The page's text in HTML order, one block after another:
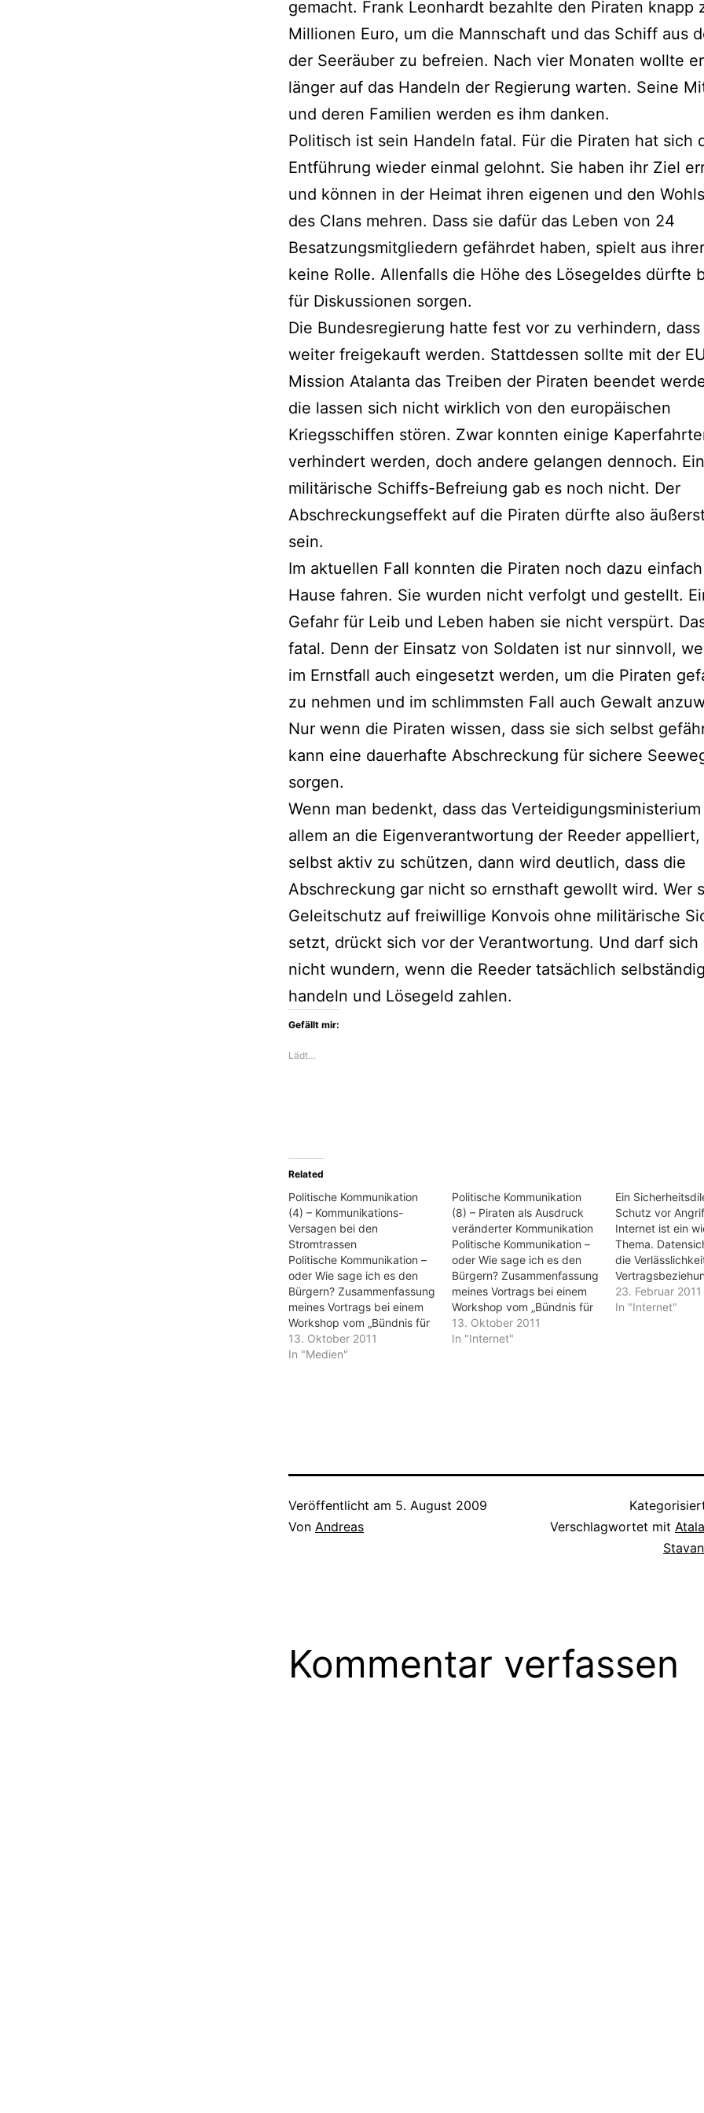
gemacht. Frank Leonhardt bezahlte den Piraten knapp
Millionen Euro, um die Mannschaft und das Schiff aus
der Seeräuber zu befreien. Nach vier Monaten wollte
länger auf das Handeln der Regierung warten. Seine
und deren Familien werden es ihm danken.
Politisch ist sein Handeln fatal. Für die Piraten hat sich
Entführung wieder einmal gelohnt. Sie haben ihr Ziel
und können in der Heimat ihren eigenen und den
des Clans mehren. Dass sie dafür das Leben von 24
Besatzungsmitgliedern gefährdet haben, spielt aus
keine Rolle. Allenfalls die Höhe des Lösegeldes dürfte
für Diskussionen sorgen.
Die Bundesregierung hatte fest vor zu verhindern,
weiter freigekauft werden. Stattdessen sollte mit der
Mission Atalanta das Treiben der Piraten beendet
die lassen sich nicht wirklich von den europäischen
Kriegsschiffen stören. Zwar konnten einige
verhindert werden, doch andere gelangen dennoch.
militärische Schiffs-Befreiung gab es noch nicht. Der
Abschreckungseffekt auf die Piraten dürfte also
sein.
Im aktuellen Fall konnten die Piraten noch dazu
Hause fahren. Sie wurden nicht verfolgt und gestellt.
Gefahr für Leib und Leben haben sie nicht verspürt.
fatal. Denn der Einsatz von Soldaten ist nur sinnvoll,
im Ernstfall auch eingesetzt werden, um die Piraten
zu nehmen und im schlimmsten Fall auch Gewalt
Nur wenn die Piraten wissen, dass sie sich selbst
kann eine dauerhafte Abschreckung für sichere
sorgen.
Wenn man bedenkt, dass das
allem an die Eigenverantwortung der Reeder
selbst aktiv zu schützen, dann wird deutlich, dass die
Abschreckung gar nicht so ernsthaft gewollt wird. Wer
Geleitschutz auf freiwillige Konvois ohne militärische
setzt, drückt sich vor der Verantwortung. Und darf sich
nicht wundern, wenn die Reeder tatsächlich selbständig
handeln und Lösegeld zahlen.
Gefällt mir:
Lädt…
Related
Politische Kommunikation
(4) – Kommunikations-
Versagen bei den
Stromtrassen
Politische Kommunikation –
oder Wie sage ich es den
Bürgern? Zusammenfassung
meines Vortrags bei einem
Workshop vom „Bündnis für
Demokratie und Toleranz“
und „Gegen Vergessen – Für
Kommunikation (3) -…
13. Oktober 2011
In "Medien"
Politische Kommunikation
(8) – Piraten als Ausdruck
veränderter Kommunikation
Politische Kommunikation –
oder Wie sage ich es den
Bürgern? Zusammenfassung
meines Vortrags bei einem
Workshop vom „Bündnis für
Demokratie und Toleranz“
und „Gegen Vergessen – Für
13. Oktober 2011
In "Internet"
Ein
Schutz vor
Internet ist ein
Thema.
die
ebenso
Abwehr von
23. Februar 2011
In "Internet"
Veröffentlicht am 5. August 2009
Von Andreas
Verschlagwortet mit
Kommentar verfassen